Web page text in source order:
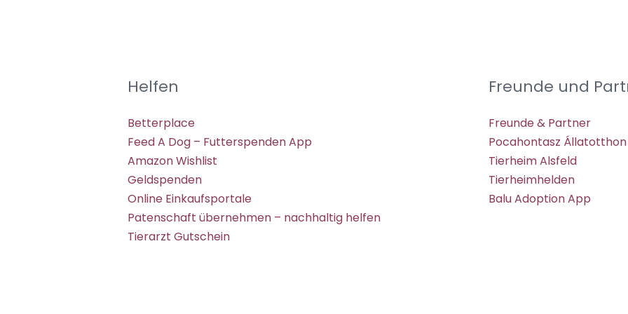
Helfen
Betterplace
Feed A Dog – Futterspenden App
Amazon Wishlist
Geldspenden
Online Einkaufsportale
Patenschaft übernehmen – nachhaltig helfen
Tierarzt Gutschein
Freunde und
Freunde & Partner
Pocahontasz Állatotthon
Tierheim Alsfeld
Tierheimhelden
Balu Adoption App